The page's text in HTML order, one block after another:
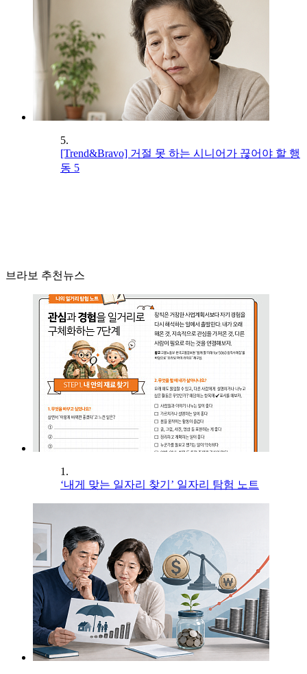
5.
[Trend&Bravo] 거절 못 하는 시니어가 끊어야 할 행
동 5
브라보 추천뉴스
1.
‘내게 맞는 일자리 찾기’ 일자리 탐험 노트